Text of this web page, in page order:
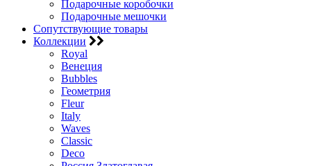
Подарочные коробочки
Подарочные мешочки
Сопутствующие товары
Коллекции
Royal
Венеция
Bubbles
Геометрия
Fleur
Italy
Waves
Classic
Deco